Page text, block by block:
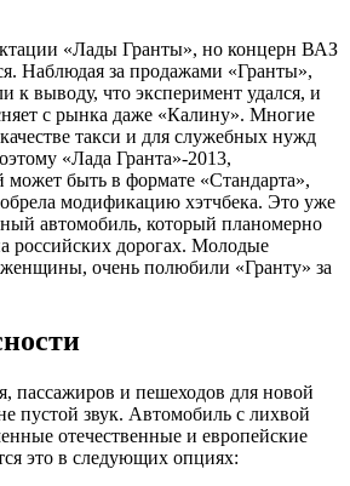
«Лады Гранты», но концерн ВАЗ
Наблюдая за продажами «Гранты»,
к выводу, что эксперимент удался, и
с рынка даже «Калину». Многие
такси и для служебных нужд
«Лада Гранта»-2013,
может быть в формате «Стандарта»,
модификацию хэтчбека. Это уже
автомобиль, который планомерно
российских дорогах. Молодые
очень полюбили «Гранту» за
пассажиров и пешеходов для новой
пустой звук. Автомобиль с лихвой
отечественные и европейские
это в следующих опциях: